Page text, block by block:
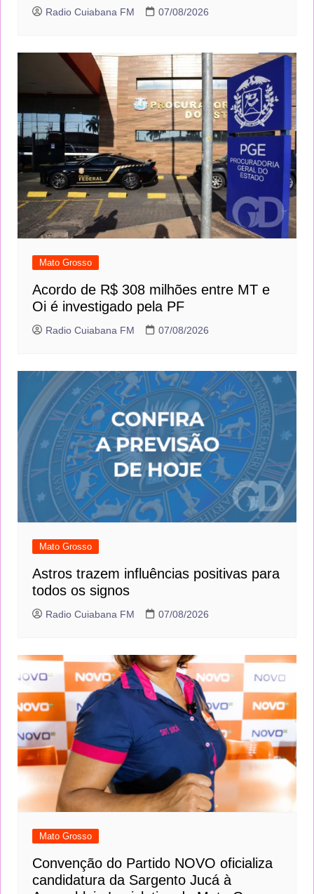
Radio Cuiabana FM 07/08/2026
Mato Grosso
Acordo de R$ 308 milhões entre MT e
Oi é investigado pela PF
Radio Cuiabana FM 07/08/2026
Mato Grosso
Astros trazem influências positivas para
todos os signos
Radio Cuiabana FM 07/08/2026
Mato Grosso
Convenção do Partido NOVO oficializa
candidatura da Sargento Jucá à